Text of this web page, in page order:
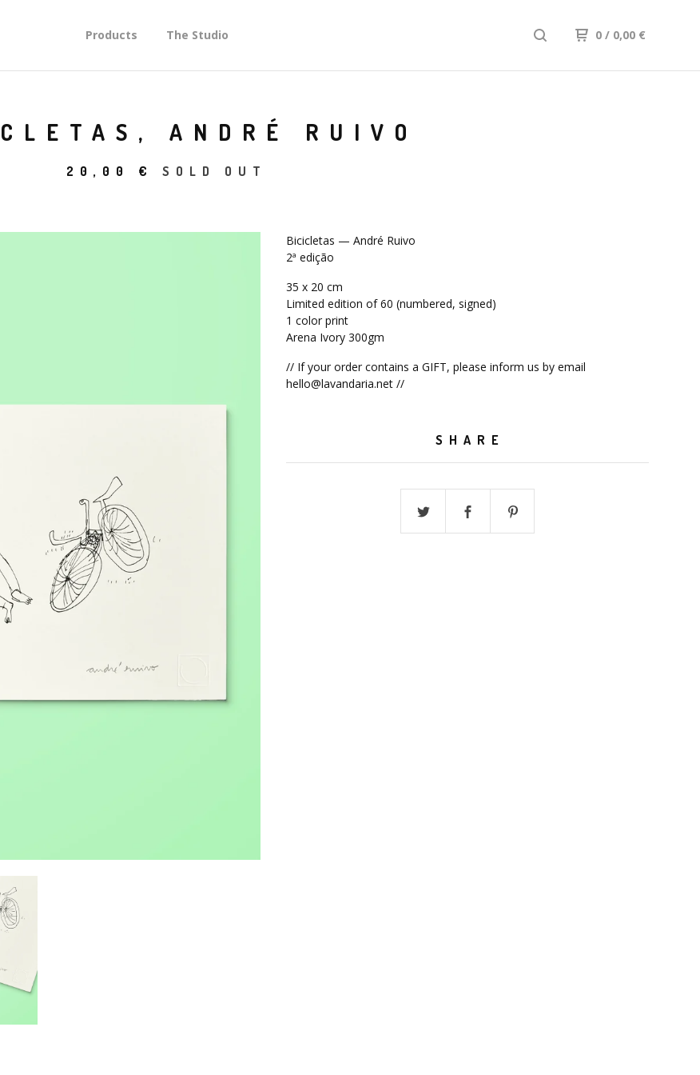
Products The Studio 0 / 0,00 €
ANDRÉ RUIVO
20,00 € SOLD OUT
Bicicletas — André Ruivo
2ª edição
35 x 20 cm
Limited edition of 60 (numbered, signed)
1 color print
Arena Ivory 300gm
// If your order contains a GIFT, please inform us by email
hello@lavandaria.net//
SHARE